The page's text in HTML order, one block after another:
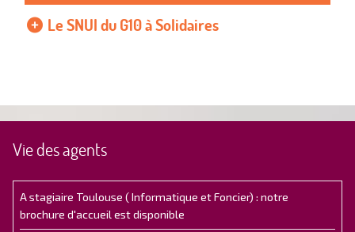
Le SNUI du G10 à Solidaires
Vie des agents
A stagiaire Toulouse ( Informatique et Foncier) : notre
brochure d'accueil est disponible